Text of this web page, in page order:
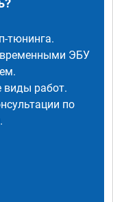
тюнинга.
ЭБУ
виды работ.
по